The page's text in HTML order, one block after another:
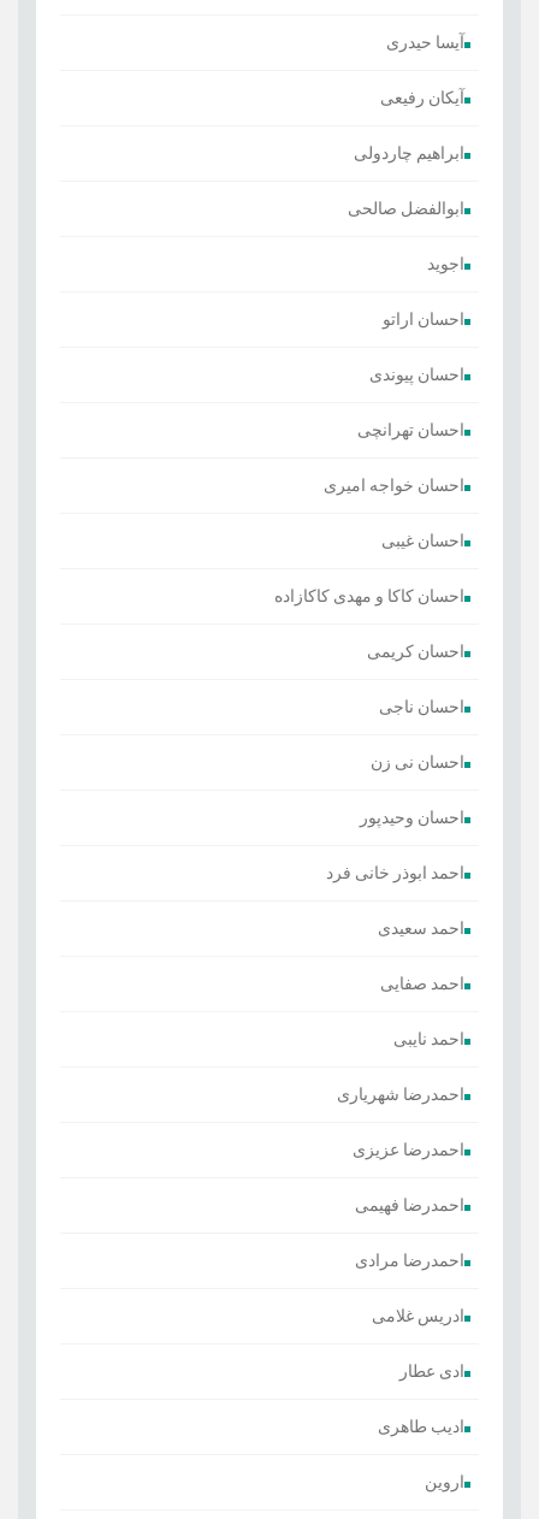
آیسا حیدری
آیکان رفیعی
ابراهیم چاردولی
ابوالفضل صالحی
اجوید
احسان اراتو
احسان پیوندی
احسان تهرانچی
احسان خواجه امیری
احسان غیبی
احسان کاکا و مهدی کاکازاده
احسان کریمی
احسان ناجی
احسان نی زن
احسان وحیدپور
احمد ابوذر خانی فرد
احمد سعیدی
احمد صفایی
احمد نایبی
احمدرضا شهریاری
احمدرضا عزیزی
احمدرضا فهیمی
احمدرضا مرادی
ادریس غلامی
ادی عطار
ادیب طاهری
اروین